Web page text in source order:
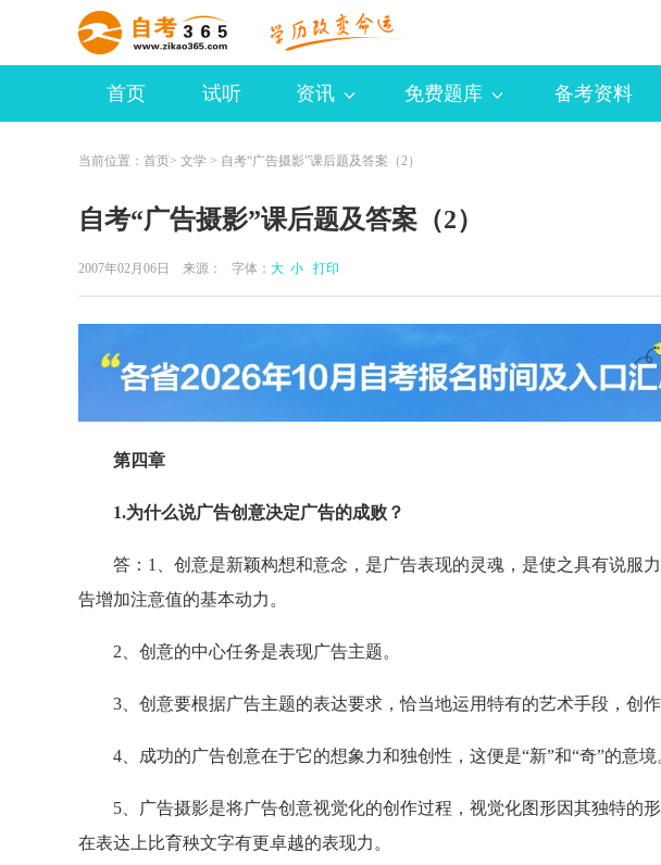
首页 试听 资讯 免费题库 备考资料
当前位置： 首页> 文学 > 自考“广告摄影”课后题及答案（2）
自考“广告摄影”课后题及答案（2）
2007年02月06日 来源： 字体： 大 小 打印
第四章
1.为什么说广告创意决定广告的成败？
答：1、创意是新颖构想和意念，是广告表现的灵魂，是使之具有说服
告增加注意值的基本动力。
2、创意的中心任务是表现广告主题。
3、创意要根据广告主题的表达要求，恰当地运用特有的艺术手段，创
4、成功的广告创意在于它的想象力和独创性，这便是“新”和“奇”的意境
5、广告摄影是将广告创意视觉化的创作过程，视觉化图形因其独特的形
在表达上比育秧文字有更卓越的表现力。